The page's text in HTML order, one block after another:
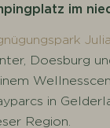
im
Doesburg
in
Region.